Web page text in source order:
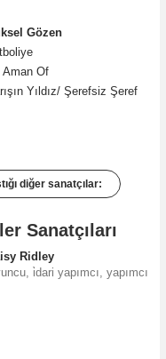
Gözen
Aman Of
Yıldız/ Şerefsiz Şeref
diğer sanatçılar:
Sanatçıları
Ridley
i̇dari yapımcı, yapımcı